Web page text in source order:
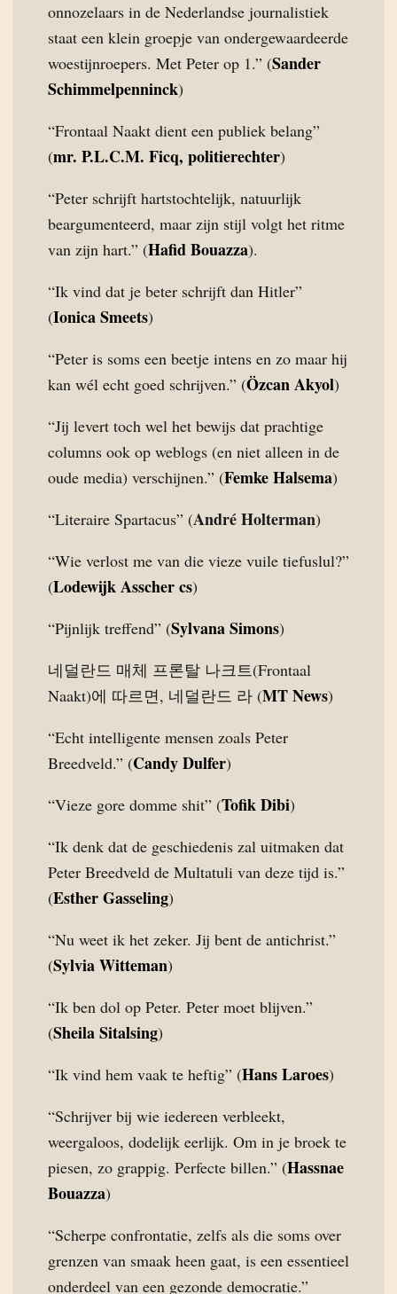
onnozelaars in de Nederlandse journalistiek
staat een klein groepje van ondergewaardeerde
woestijnroepers. Met Peter op 1.” (Sander
Schimmelpenninck)
“Frontaal Naakt dient een publiek belang”
(mr. P.L.C.M. Ficq, politierechter)
“Peter schrijft hartstochtelijk, natuurlijk
beargumenteerd, maar zijn stijl volgt het ritme
van zijn hart.” (Hafid Bouazza).
“Ik vind dat je beter schrijft dan Hitler”
(Ionica Smeets)
“Peter is soms een beetje intens en zo maar hij
kan wél echt goed schrijven.” (Özcan Akyol)
“Jij levert toch wel het bewijs dat prachtige
columns ook op weblogs (en niet alleen in de
oude media) verschijnen.” (Femke Halsema)
“Literaire Spartacus” (André Holterman)
“Wie verlost me van die vieze vuile tiefuslul?”
(Lodewijk Asscher cs)
“Pijnlijk treffend” (Sylvana Simons)
네덜란드 매체 프론탈 나크트(Frontaal
Naakt)에 따르면, 네덜란드 라 (MT News)
“Echt intelligente mensen zoals Peter
Breedveld.” (Candy Dulfer)
“Vieze gore domme shit” (Tofik Dibi)
“Ik denk dat de geschiedenis zal uitmaken dat
Peter Breedveld de Multatuli van deze tijd is.”
(Esther Gasseling)
“Nu weet ik het zeker. Jij bent de antichrist.”
(Sylvia Witteman)
“Ik ben dol op Peter. Peter moet blijven.”
(Sheila Sitalsing)
“Ik vind hem vaak te heftig” (Hans Laroes)
“Schrijver bij wie iedereen verbleekt,
weergaloos, dodelijk eerlijk. Om in je broek te
piesen, zo grappig. Perfecte billen.” (Hassnae
Bouazza)
“Scherpe confrontatie, zelfs als die soms over
grenzen van smaak heen gaat, is een essentieel
onderdeel van een gezonde democratie.”